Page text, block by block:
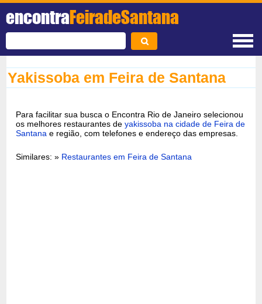
encontraFeiradeSantana
Yakissoba em Feira de Santana
Para facilitar sua busca o Encontra Rio de Janeiro selecionou
os melhores restaurantes deyakissoba na cidade de Feira de
Santana e região, com telefones e endereço das empresas.
Similares: » Restaurantes em Feira de Santana